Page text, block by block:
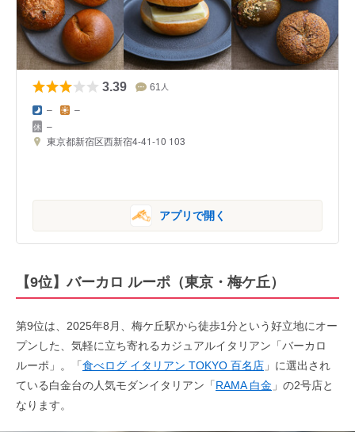
3.39 61 人
– –
–
東京都新宿区西新宿4-41-10 103
アプリで開く
【9位】バーカロ ルーポ（東京・梅ケ丘）
第9位は、2025年8月、梅ケ丘駅から徒歩1分という好立地にオー
プンした、気軽に立ち寄れるカジュアルイタリアン「バーカロ
ルーポ」。「食べログ イタリアン TOKYO 百名店 」に選出され
ている白金台の人気モダンイタリアン「RAMA 白金 」の2号店と
なります。